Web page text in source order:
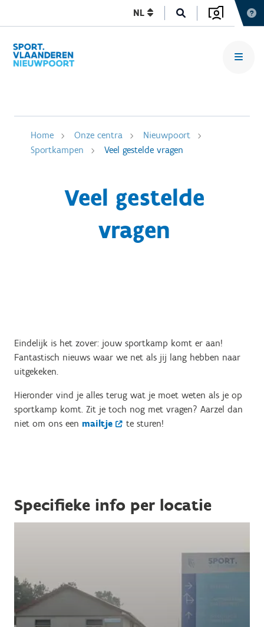
NL
Home Onze centra
Nieuwpoort
Sportkampen
Veel gestelde vragen
Veel gestelde
vragen
Eindelijk is het zover: jouw sportkamp komt er aan!
Fantastisch nieuws waar we net als jij lang hebben naar
uitgekeken.
Hieronder vind je alles terug wat je moet weten als je op
sportkamp komt. Zit je toch nog met vragen? Aarzel dan
niet om ons een mailtje te sturen!
Specifieke info per locatie